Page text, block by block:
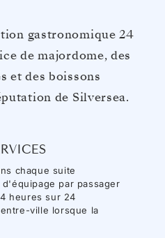
gastronomique 24
de majordome, des
et des boissons
de Silversea.
chaque suite
par passager
heures sur 24
ville lorsque la